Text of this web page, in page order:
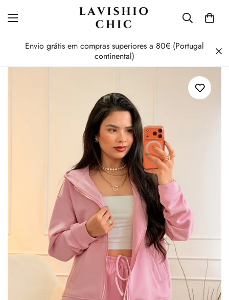
Envio grátis em compras superiores a 80€ (Portugal
continental)